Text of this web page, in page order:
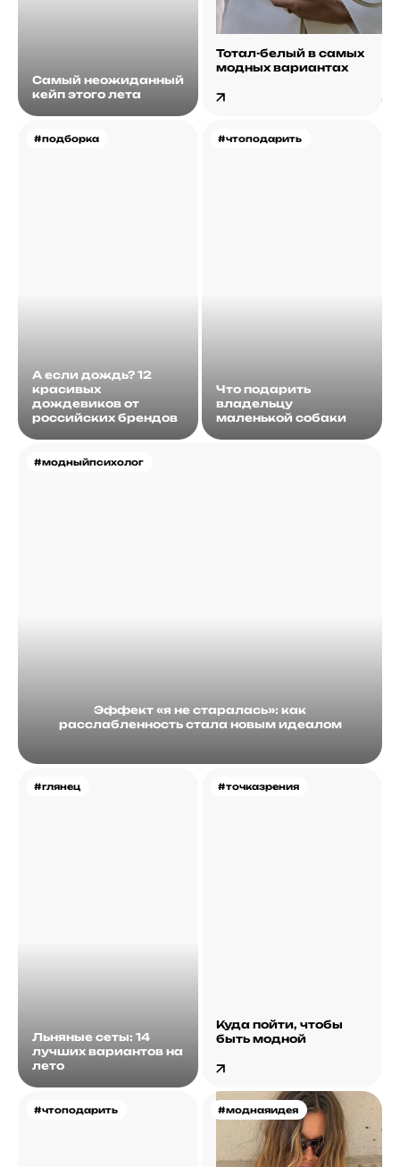
Самый неожиданный
кейп этого лета
Тотал-белый в самых
модных вариантах
#подборка
А если дождь? 12
красивых
дождевиков от
российских брендов
#модныйпсихолог
Эффект «я не старалась»: как
расслабленность стала новым идеалом
#чтоподарить
Что подарить
владельцу
маленькой собаки
#глянец
Льняные сеты: 14
лучших вариантов на
лето
#точказрения
Куда пойти, чтобы
быть модной
#чтоподарить #моднаяидея